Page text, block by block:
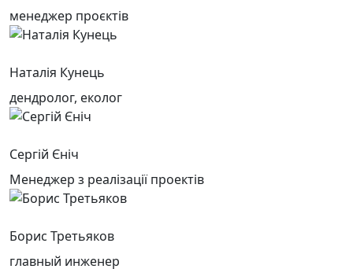
менеджер проєктів
Наталія Кунець
дендролог, еколог
Сергій Єніч
Менеджер з реалізації проектів
Борис Третьяков
главный инженер